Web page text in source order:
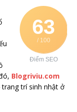
63
/ 100
Điểm SEO
Blogriviu.com
trí sinh nhật ở